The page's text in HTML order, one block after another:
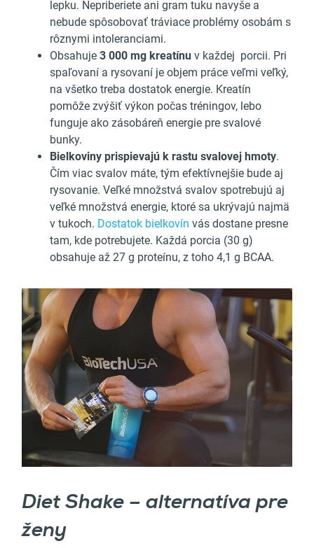
lepku. Nepriberiete ani gram tuku navyše a
nebude spôsobovať tráviace problémy osobám s
rôznymi intoleranciami.
Obsahuje 3 000 mg kreatínu v každej porcii. Pri
spaľovaní a rysovaní je objem práce veľmi veľký,
na všetko treba dostatok energie. Kreatín
pomôže zvýšiť výkon počas tréningov, lebo
funguje ako zásobáreň energie pre svalové
bunky.
Bielkoviny prispievajú k rastu svalovej hmoty.
Čím viac svalov máte, tým efektívnejšie bude aj
rysovanie. Veľké množstvá svalov spotrebujú aj
veľké množstvá energie, ktoré sa ukrývajú najmä
v tukoch. Dostatok bielkovín vás dostane presne
tam, kde potrebujete. Každá porcia (30 g)
obsahuje až 27 g proteínu, z toho 4,1 g BCAA.
Diet Shake – alternatíva pre
ženy